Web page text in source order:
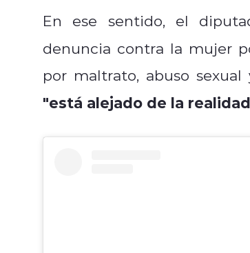
En ese sentido, el
denuncia contra la mujer
por maltrato, abuso
"está alejado de la